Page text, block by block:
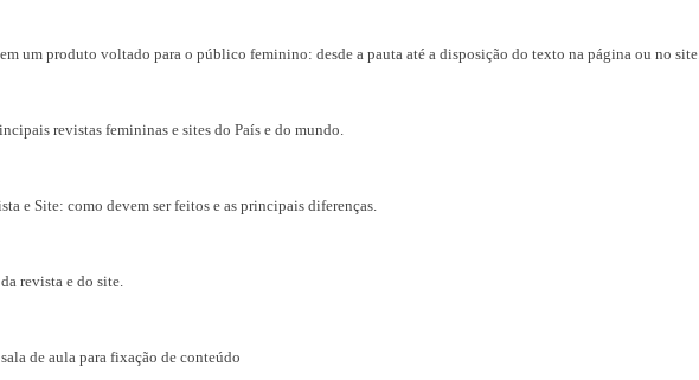
produto voltado para o público feminino: desde a pauta até a disposição do texto na página ou no site.
revistas femininas e sites do País e do mundo.
Site: como devem ser feitos e as principais diferenças.
e do site.
de aula para fixação de conteúdo